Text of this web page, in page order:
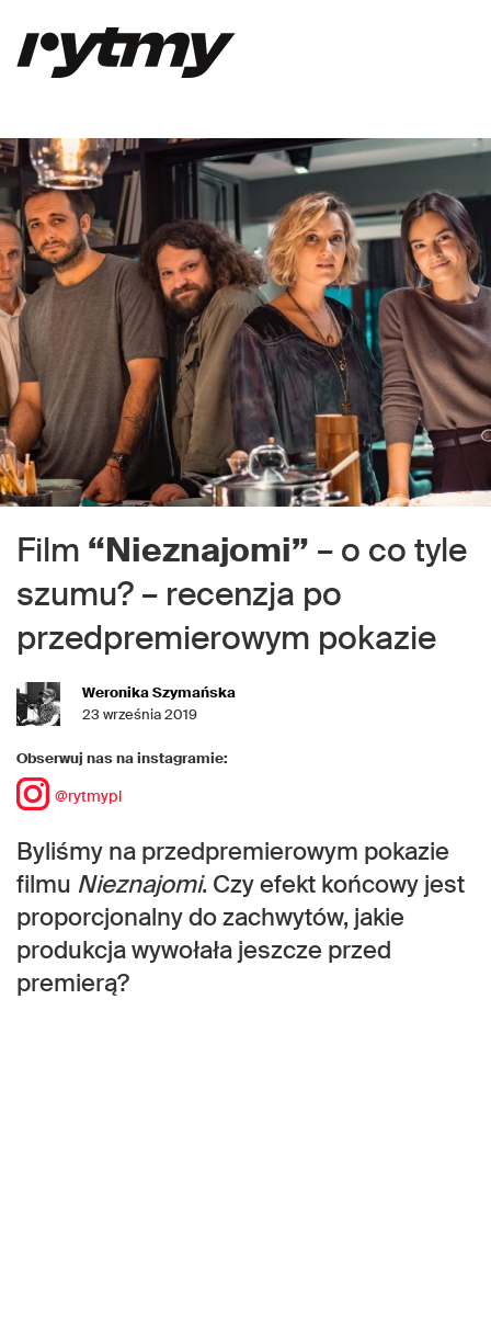
Film “Nieznajomi” – o co tyle
szumu? – recenzja po
przedpremierowym pokazie
Weronika Szymańska
23 września 2019
Obserwuj nas na instagramie:
@rytmypl
Byliśmy na przedpremierowym pokazie
filmu Nieznajomi. Czy efekt końcowy jest
proporcjonalny do zachwytów, jakie
produkcja wywołała jeszcze przed
premierą?